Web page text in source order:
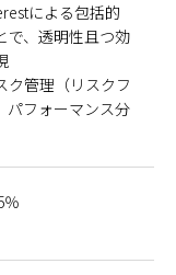
による包括的
で、透明性且つ効
ク管理（リスクフ
パフォーマンス分
％